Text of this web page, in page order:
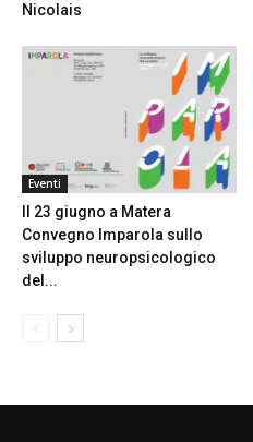
Nicolais
Eventi
Il 23 giugno a Matera
Convegno Imparola sullo
sviluppo neuropsicologico
del...